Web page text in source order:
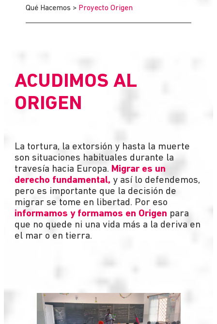
Qué Hacemos > Proyecto Origen
ACUDIMOS AL
ORIGEN
La tortura, la extorsión y hasta la muerte
son situaciones habituales durante la
travesía hacia Europa. Migrar es un
derecho fundamental, y así lo defendemos,
pero es importante que la decisión de
migrar se tome en libertad. Por eso
informamos y formamos en Origen para
que no quede ni una vida más a la deriva en
el mar o en tierra.